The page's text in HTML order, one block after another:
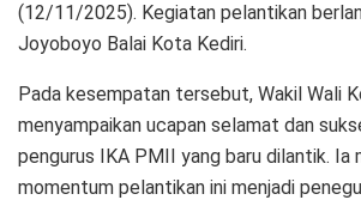
(12/11/2025). Kegiatan pelantikan
Joyoboyo Balai Kota Kediri.
Pada kesempatan tersebut, Wakil Wali
menyampaikan ucapan selamat dan
pengurus IKA PMII yang baru dilantik. Ia
momentum pelantikan ini menjadi